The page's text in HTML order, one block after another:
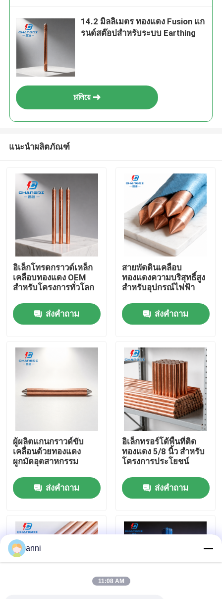
ทัวร์โรงงาน
ควบคุมคุณภาพ
ติดต่อเรา
ข่าว
ทุกกรณี
14.2 มิลลิเมตร ทองแดง Fusion แก
รนด์สต๊อปสําหรับระบบ Earthing
চালিয়ে
แนะนำผลิตภัณฑ์
อิเล็กโทรดกราวด์เหล็ก
เคลือบทองแดง OEM
สำหรับโครงการทั่วโลก
ส่งคำถาม
สายพัดดินเคลือบ
ทองแดงความบริสุทธิ์สูง
สําหรับอุปกรณ์ไฟฟ้า
ส่งคำถาม
ผู้ผลิตแกนกราวด์ขับ
เคลื่อนด้วยทองแดง
ผูกมัดอุตสาหกรรม
ส่งคำถาม
อิเล็กทรอร์โด้พื้นที่ติด
ทองแดง 5/8 นิ้ว สําหรับ
โครงการประโยชน์
ส่งคำถาม
anni
11:08 AM